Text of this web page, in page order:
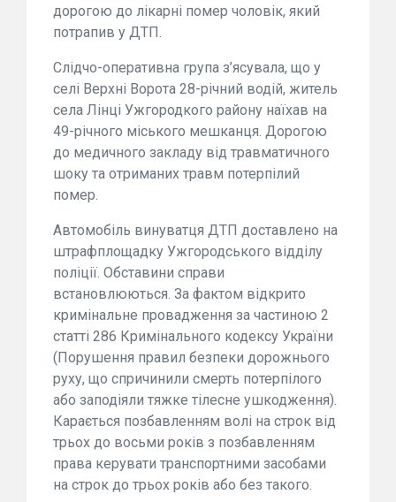
дорогою до лікарні помер чоловік, який
потрапив у ДТП.
Слідчо-оперативна група з’ясувала, що у
селі Верхні Ворота 28-річний водій, житель
села Лінці Ужгородкого району наїхав на
49-річного міського мешканця. Дорогою
до медичного закладу від травматичного
шоку та отриманих травм потерпілий
помер.
Автомобіль винуватця ДТП доставлено на
штрафплощадку Ужгородського відділу
поліції. Обставини справи
встановлюються. За фактом відкрито
кримінальне провадження за частиною 2
статті 286 Кримінального кодексу України
(Порушення правил безпеки дорожнього
руху, що спричинили смерть потерпілого
або заподіяли тяжке тілесне ушкодження).
Карається позбавленням волі на строк від
трьох до восьми років з позбавленням
права керувати транспортними засобами
на строк до трьох років або без такого.